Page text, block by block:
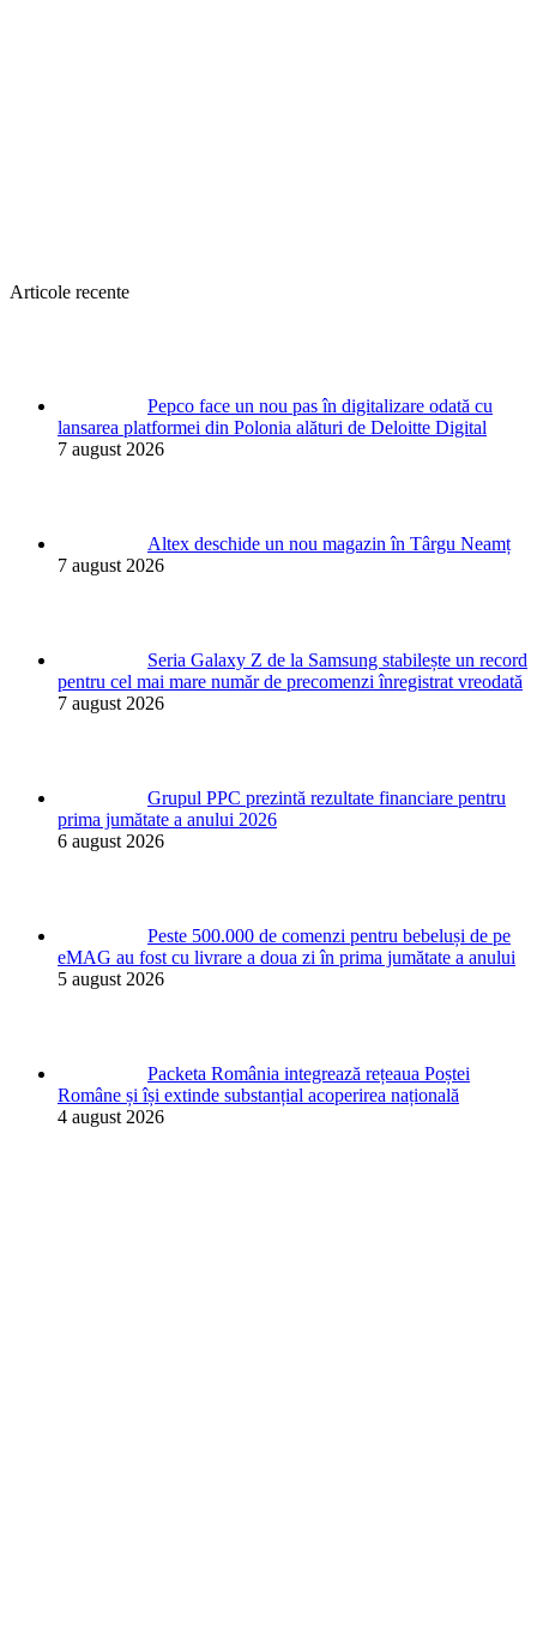
Articole recente
Pepco face un nou pas în digitalizare odată cu
lansarea platformei din Polonia alături de Deloitte Digital
7 august 2026
Altex deschide un nou magazin în Târgu Neamț
7 august 2026
Seria Galaxy Z de la Samsung stabilește un record
pentru cel mai mare număr de precomenzi înregistrat vreodată
7 august 2026
Grupul PPC prezintă rezultate financiare pentru
prima jumătate a anului 2026
6 august 2026
Peste 500.000 de comenzi pentru bebeluși de pe
eMAG au fost cu livrare a doua zi în prima jumătate a anului
5 august 2026
Packeta România integrează rețeaua Poștei
Române și își extinde substanțial acoperirea națională
4 august 2026